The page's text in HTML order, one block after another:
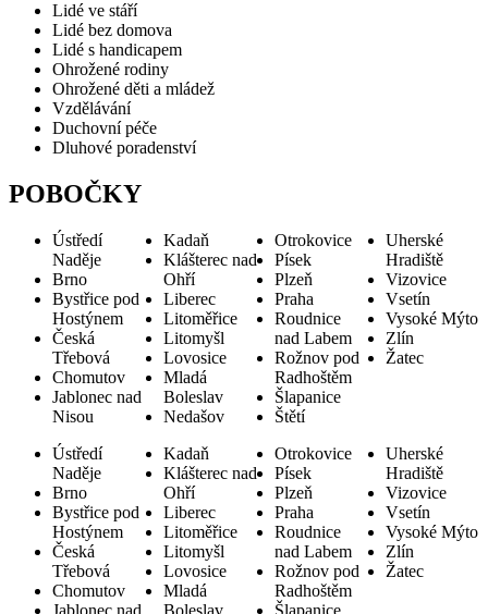
Lidé ve stáří
Lidé bez domova
Lidé s handicapem
Ohrožené rodiny
Ohrožené děti a mládež
Vzdělávání
Duchovní péče
Dluhové poradenství
POBOČKY
Ústředí
Naděje
Brno
Bystřice pod
Hostýnem
Česká
Třebová
Chomutov
Jablonec nad
Nisou
Kadaň
Klášterec nad
Ohří
Liberec
Litoměřice
Litomyšl
Lovosice
Mladá
Boleslav
Nedašov
Otrokovice
Písek
Plzeň
Praha
Roudnice
nad Labem
Rožnov pod
Radhoštěm
Šlapanice
Štětí
Uherské
Hradiště
Vizovice
Vsetín
Vysoké Mýto
Zlín
Žatec
Ústředí
Naděje
Brno
Bystřice pod
Hostýnem
Česká
Třebová
Chomutov
Jablonec nad
Kadaň
Klášterec nad
Ohří
Liberec
Litoměřice
Litomyšl
Lovosice
Mladá
Boleslav
Otrokovice
Písek
Plzeň
Praha
Roudnice
nad Labem
Rožnov pod
Radhoštěm
Šlapanice
Uherské
Hradiště
Vizovice
Vsetín
Vysoké Mýto
Zlín
Žatec